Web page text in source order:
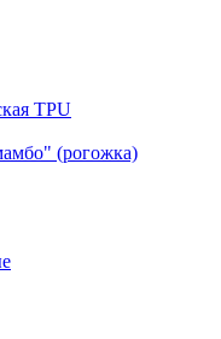
TPU
(рогожка)